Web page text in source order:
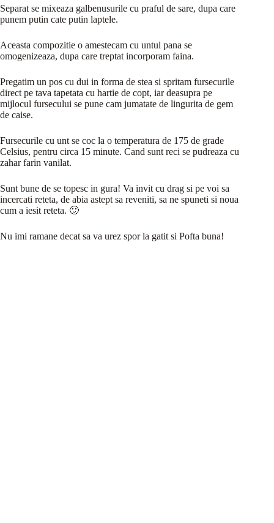
Separat se mixeaza galbenusurile cu praful de sare, dupa care
punem putin cate putin laptele.
Aceasta compozitie o amestecam cu untul pana se
omogenizeaza, dupa care treptat incorporam faina.
Pregatim un pos cu dui in forma de stea si spritam fursecurile
direct pe tava tapetata cu hartie de copt, iar deasupra pe
mijlocul fursecului se pune cam jumatate de lingurita de gem
de caise.
Fursecurile cu unt se coc la o temperatura de 175 de grade
Celsius, pentru circa 15 minute. Cand sunt reci se pudreaza cu
zahar farin vanilat.
Sunt bune de se topesc in gura! Va invit cu drag si pe voi sa
incercati reteta, de abia astept sa reveniti, sa ne spuneti si noua
cum a iesit reteta. 🙂
Nu imi ramane decat sa va urez spor la gatit si Pofta buna!